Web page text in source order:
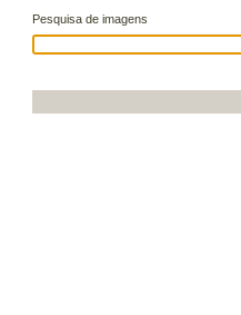
Pesquisa de imagens